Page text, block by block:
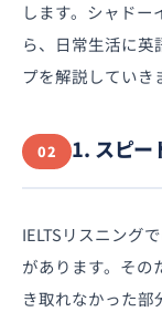
します。シャド
ら、日常生活に英
プを解説していき
02 1. スピー
IELTSリスニング
があります。その
き取れなかった部